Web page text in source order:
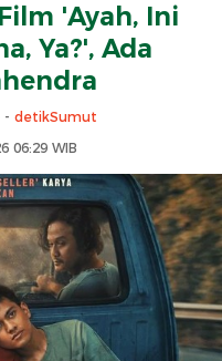
'Ayah, Ini
Ya?', Ada
- detikSumut
06:29 WIB